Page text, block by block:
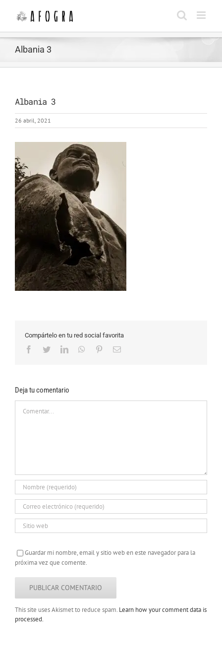
contenido
Albania 3
Albania 3
26 abril, 2021
Compártelo en tu red social favorita
Facebook
TwitterLinkedInWhatsApp
PinterestCorreo
Deja tu comentario
Guardar mi nombre, email y sitio web en este navegador para la
próxima vez que comente.
This site uses Akismet to reduce spam. Learn how your comment data is
processed.